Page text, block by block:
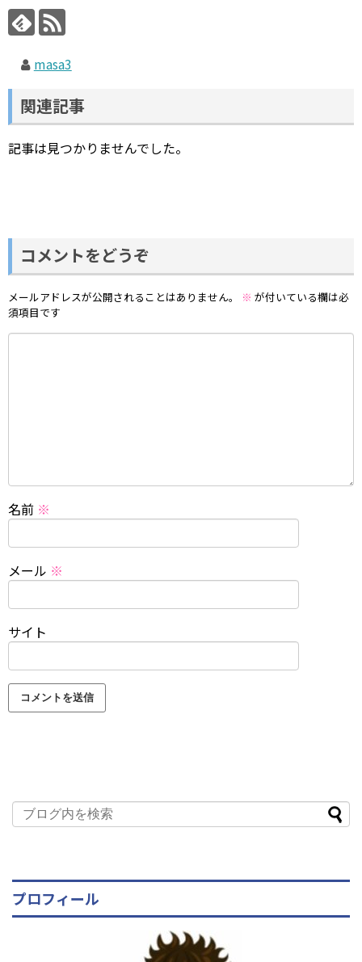
masa3
関連記事
記事は見つかりませんでした。
コメントをどうぞ
メールアドレスが公開されることはありません。 ※ が付いている欄は必
須項目です
名前 ※
メール ※
サイト
プロフィール